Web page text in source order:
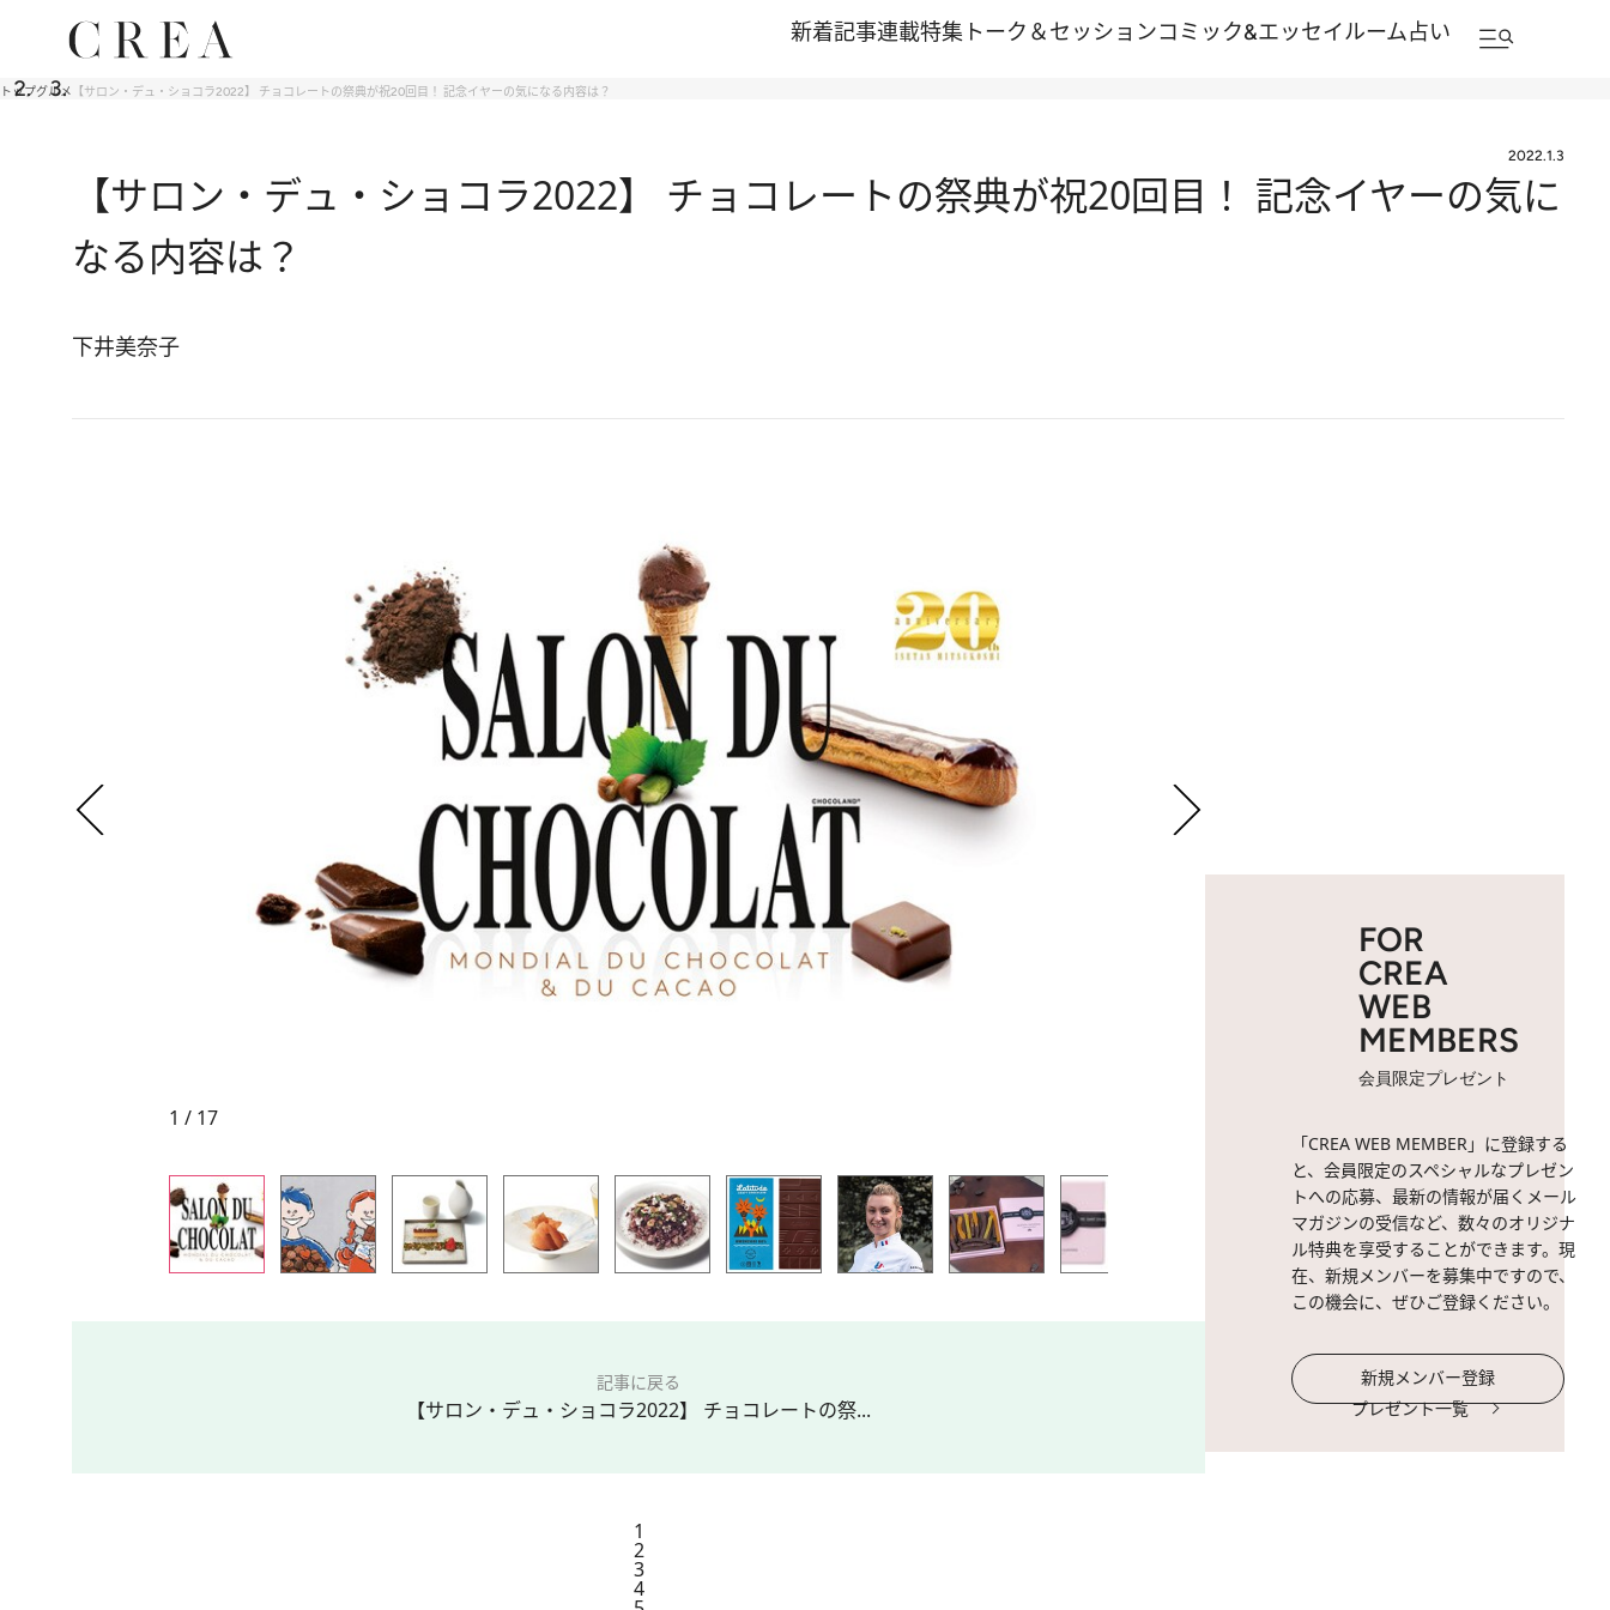
新着記事連載特集 トーク＆セッションコミック&エッセイルーム占い
トップグルメ 【サロン・デュ・ショコラ2022】 チョコレートの祭典が祝20回目！ 記念イヤーの気になる内容は？
2022.1.3
【サロン・デュ・ショコラ2022】 チョコレートの祭典が祝20回目！ 記念イヤーの気に
なる内容は？
下井美奈子
1 / 17
記事に戻る
【サロン・デュ・ショコラ2022】 チョコレートの祭...
1
2
3
4
FOR
CREA
WEB
MEMBERS
会員限定プレゼント
「CREA WEB MEMBER」に登録する
と、会員限定のスペシャルなプレゼン
トへの応募、最新の情報が届くメール
マガジンの受信など、数々のオリジナ
ル特典を享受することができます。現
在、新規メンバーを募集中ですので、
この機会に、ぜひご登録ください。
新規メンバー登録
プレゼント一覧